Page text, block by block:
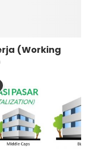
(Working